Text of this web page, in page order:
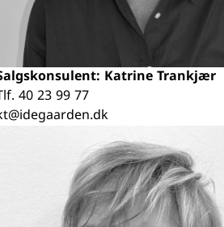
Katrine Trankjær
40 23 99 77